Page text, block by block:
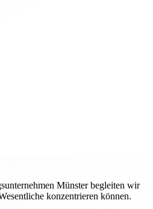
Münster begleiten wir
konzentrieren können.